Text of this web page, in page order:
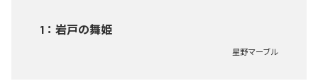
1 ： 岩戸の舞姫
星野マーブル